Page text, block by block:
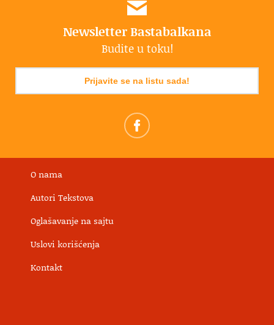
Newsletter Bastabalkana
Budite u toku!
Prijavite se na listu sada!
O nama
Autori Tekstova
Oglašavanje na sajtu
Uslovi korišćenja
Kontakt